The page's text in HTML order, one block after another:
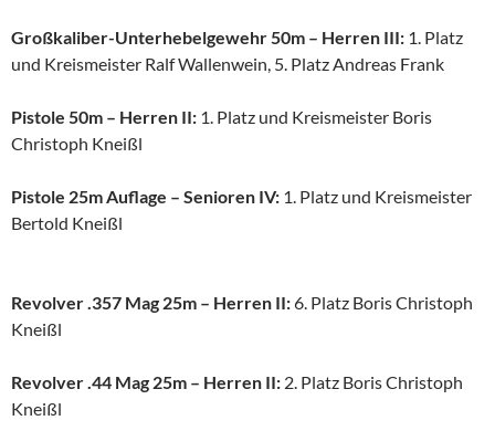
Großkaliber-Unterhebelgewehr 50m – Herren III: 1. Platz
und Kreismeister Ralf Wallenwein, 5. Platz Andreas Frank
Pistole 50m – Herren II: 1. Platz und Kreismeister Boris
Christoph Kneißl
Pistole 25m Auflage – Senioren IV: 1. Platz und Kreismeister
Bertold Kneißl
Revolver .357 Mag 25m – Herren II:6. Platz Boris Christoph
Kneißl
Revolver .44 Mag 25m – Herren II: 2. Platz Boris Christoph
Kneißl